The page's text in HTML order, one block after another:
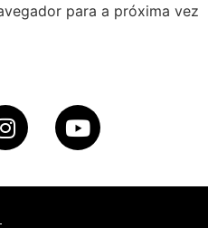
para a próxima vez